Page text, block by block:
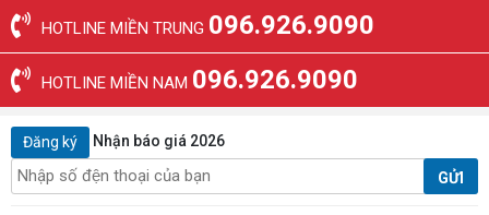
HOTLINE MIỀN TRUNG 096.926.9090
HOTLINE MIỀN NAM 096.926.9090
Đăng ký Nhận báo giá 2026
GỬI